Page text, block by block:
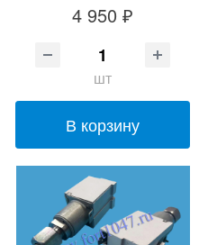
4 950 ₽
шт
В корзину